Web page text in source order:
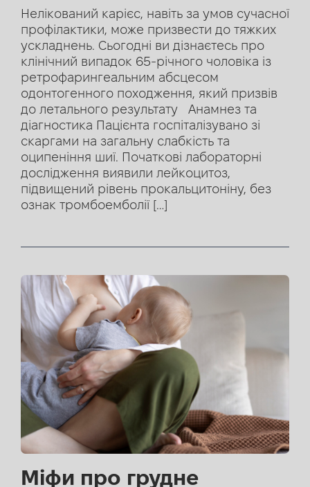
Нелікований карієс, навіть за умов сучасної
профілактики, може призвести до тяжких
ускладнень. Сьогодні ви дізнаєтесь про
клінічний випадок 65-річного чоловіка із
ретрофарингеальним абсцесом
одонтогенного походження, який призвів
до летального результату Анамнез та
діагностика Пацієнта госпіталізувано зі
скаргами на загальну слабкість та
оципеніння шиї. Початкові лабораторні
дослідження виявили лейкоцитоз,
підвищений рівень прокальцитоніну, без
ознак тромбоемболії […]
Міфи про грудне